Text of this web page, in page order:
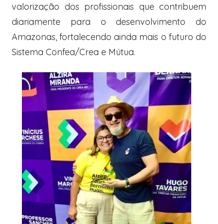
valorização dos profissionais que contribuem
diariamente para o desenvolvimento do
Amazonas, fortalecendo ainda mais o futuro do
Sistema Confea/Crea e Mútua.